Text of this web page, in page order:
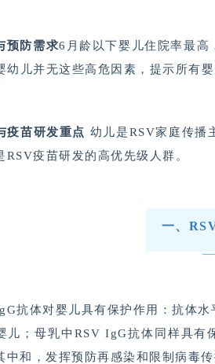
预防需求6月龄以下婴儿住院率最高
幼儿并无这些高危因素，提示所有婴
疫苗研发重点 幼儿是RSV家庭传播
RSV疫苗研发的高优先级人群。
一、
抗体对婴儿具有保护作用：抗体
儿；母乳中RSV IgG抗体同样具
中和，发挥预防再感染和限制病毒